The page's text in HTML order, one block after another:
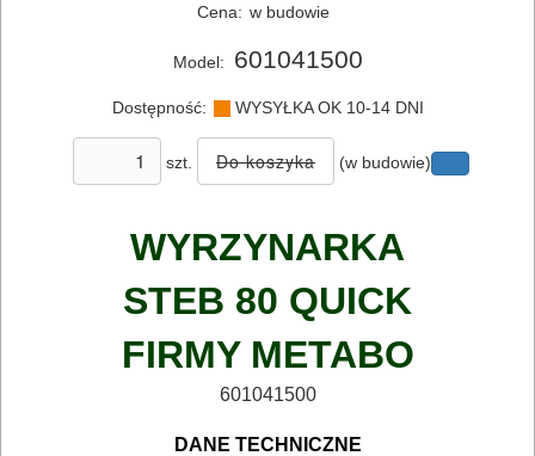
ELEKTRONARZĘDZIA
OSPRZĘT
ELEKTRONARZĘDZI
MAGAZYNOWANIE
Cena: w budowie
Model: 601041500
Dostępność: WYSYŁKA OK 10-14 DNI
szt. (w budowie)
WYRZYNARKA
STEB 80 QUICK
FIRMY METABO
601041500
DANE TECHNICZNE